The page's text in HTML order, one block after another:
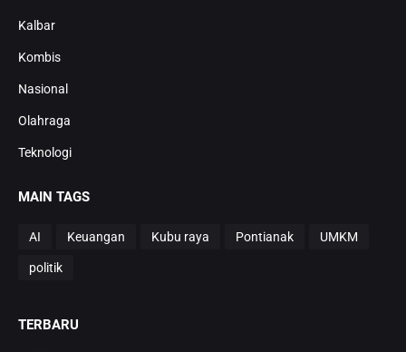
Kalbar
Kombis
Nasional
Olahraga
Teknologi
MAIN TAGS
AI Keuangan Kubu raya Pontianak UMKM
politik
TERBARU